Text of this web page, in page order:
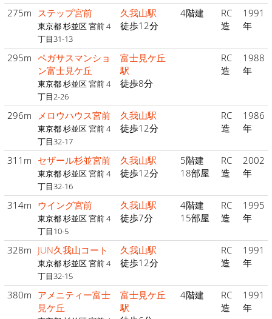
275m ステップ宮前
東京都 杉並区 宮前 4
丁目31-13
久我山駅
徒歩12分
4階建
RC
造
1991
年
295m ペガサスマンショ
ン富士見ケ丘
東京都 杉並区 宮前 4
丁目2-26
富士見ケ丘
駅
徒歩8分
RC
造
1988
年
296m メロウハウス宮前
東京都 杉並区 宮前 4
丁目32-17
久我山駅
徒歩12分
RC
造
1986
年
311m セザール杉並宮前
東京都 杉並区 宮前 4
丁目32-16
久我山駅
徒歩12分
5階建
18部屋
RC
造
2002
年
314m ウイング宮前
東京都 杉並区 宮前 4
丁目10-5
久我山駅
徒歩7分
4階建
15部屋
RC
造
1995
年
328m JUN久我山コート
東京都 杉並区 宮前 4
丁目32-15
久我山駅
徒歩12分
RC
造
1991
年
380m アメニティー富士
見ケ丘
富士見ケ丘
駅
4階建
RC
造
1991
年